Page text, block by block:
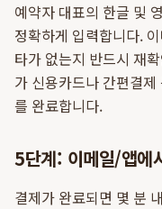
예약자 대표의 한글 및
정확하게 입력합니다.
타가 없는지 반드시 재
가 신용카드나 간편결
를 완료합니다.
5단계: 이메일/앱에
결제가 완료되면 몇 분